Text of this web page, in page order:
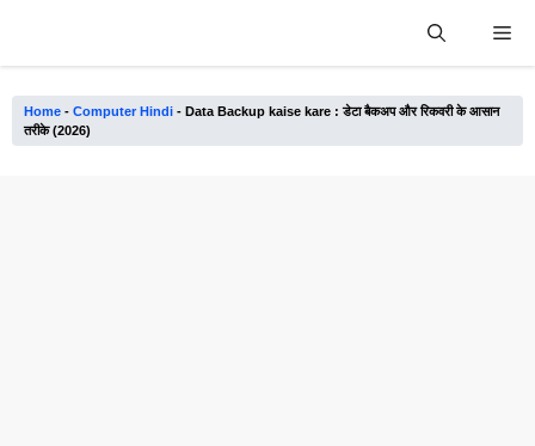
Home - Computer Hindi - Data Backup kaise kare : डेटा बैकअप और रिकवरी के आसान
तरीके (2026)